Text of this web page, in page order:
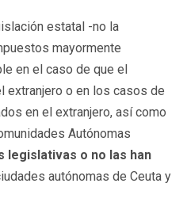
estatal -no la
mayormente
en el caso de que el
extranjero o en los casos de
en el extranjero, así como
Autónomas
legislativas o no las han
autónomas de Ceuta y